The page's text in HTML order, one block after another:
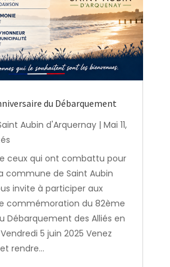
du Débarquement
Aubin d'Arquernay| Mai 11,
ceux qui ont combattu pour
commune de Saint Aubin
invite à participer aux
commémoration du 82ème
Débarquement des Alliés en
5 juin 2025 Venez
rendre...